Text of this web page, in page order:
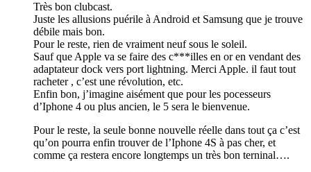
Très bon clubcast.
Juste les allusions puérile à Android et Samsung que je trouve
débile mais bon.
Pour le reste, rien de vraiment neuf sous le soleil.
Sauf que Apple va se faire des c***illes en or en vendant des
adaptateur dock vers port lightning. Merci Apple. il faut tout
racheter , c’est une révolution, etc.
Enfin bon, j’imagine aisément que pour les pocesseurs
d’Iphone 4 ou plus ancien, le 5 sera le bienvenue.
Pour le reste, la seule bonne nouvelle réelle dans tout ça c’est
qu’on pourra enfin trouver de l’Iphone 4S à pas cher, et
comme ça restera encore longtemps un très bon terninal….